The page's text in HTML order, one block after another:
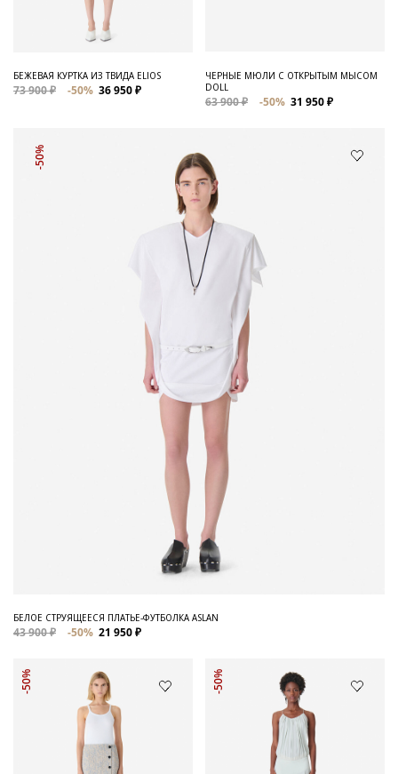
БЕЖЕВАЯ КУРТКА ИЗ ТВИДА ELIOS
73 900 ₽ -50% 36 950 ₽
ЧЕРНЫЕ МЮЛИ С ОТКРЫТЫМ МЫСОМ
DOLL
63 900 ₽ -50% 31 950 ₽
-50%
БЕЛОЕ СТРУЯЩЕЕСЯ ПЛАТЬЕ-ФУТБОЛКА ASLAN
43 900 ₽ -50% 21 950 ₽
-50% -50%